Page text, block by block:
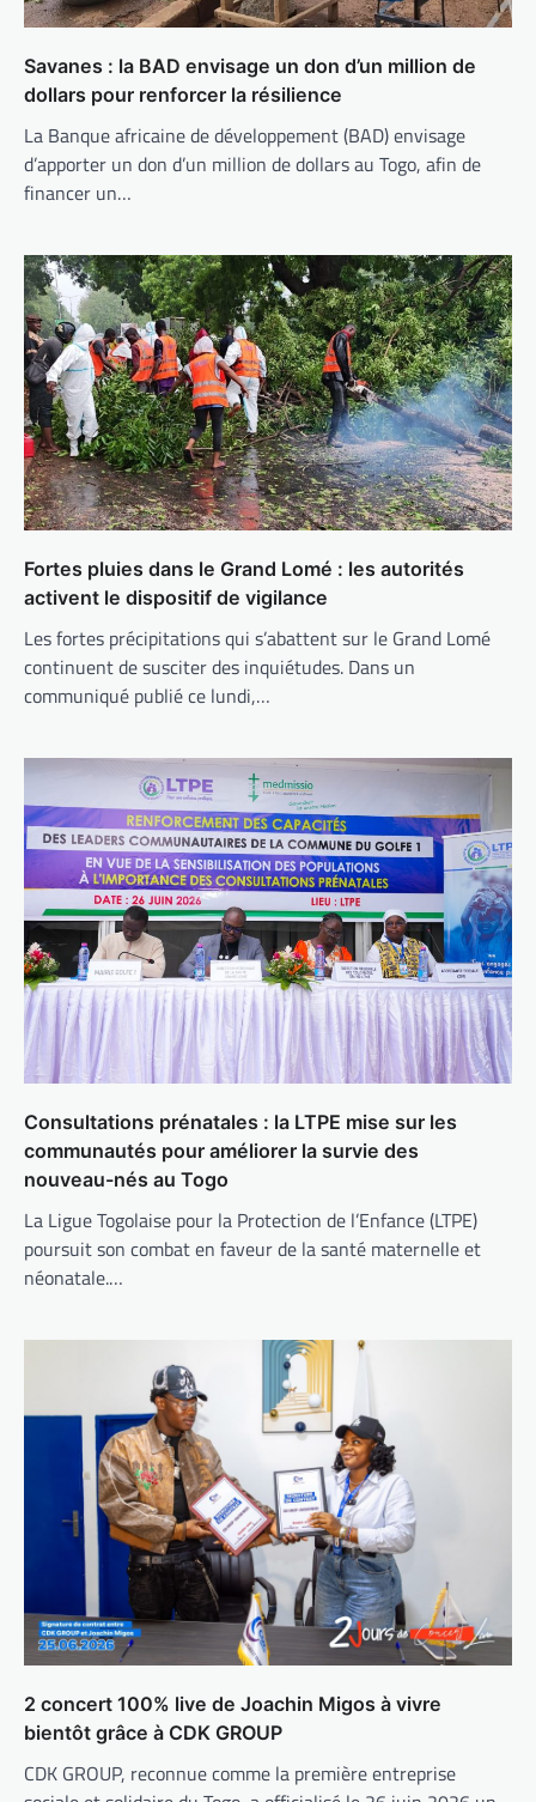
Savanes : la BAD envisage un don d’un million de
dollars pour renforcer la résilience
La Banque africaine de développement (BAD) envisage
d’apporter un don d’un million de dollars au Togo, afin de
financer un…
Fortes pluies dans le Grand Lomé : les autorités
activent le dispositif de vigilance
Les fortes précipitations qui s’abattent sur le Grand Lomé
continuent de susciter des inquiétudes. Dans un
communiqué publié ce lundi,…
Consultations prénatales : la LTPE mise sur les
communautés pour améliorer la survie des
nouveau-nés au Togo
La Ligue Togolaise pour la Protection de l’Enfance (LTPE)
poursuit son combat en faveur de la santé maternelle et
néonatale.…
2 concert 100% live de Joachin Migos à vivre
bientôt grâce à CDK GROUP
CDK GROUP, reconnue comme la première entreprise